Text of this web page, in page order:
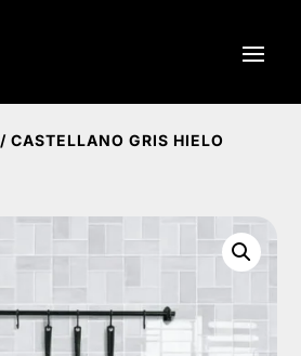
/ CASTELLANO GRIS HIELO